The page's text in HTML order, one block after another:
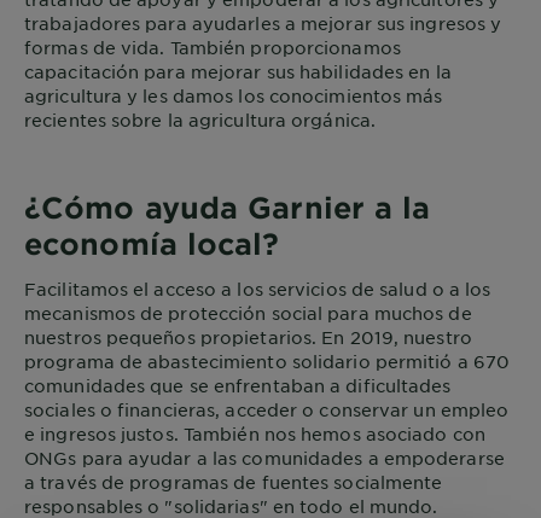
trabajadores para ayudarles a mejorar sus ingresos y
formas de vida. También proporcionamos
capacitación para mejorar sus habilidades en la
agricultura y les damos los conocimientos más
recientes sobre la agricultura orgánica.
¿Cómo ayuda Garnier a la
economía local?
Facilitamos el acceso a los servicios de salud o a los
mecanismos de protección social para muchos de
nuestros pequeños propietarios. En 2019, nuestro
programa de abastecimiento solidario permitió a 670
comunidades que se enfrentaban a dificultades
sociales o financieras, acceder o conservar un empleo
e ingresos justos. También nos hemos asociado con
ONGs para ayudar a las comunidades a empoderarse
a través de programas de fuentes socialmente
responsables o "solidarias" en todo el mundo.